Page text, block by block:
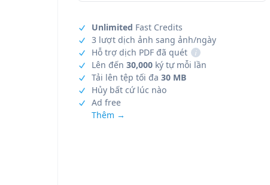
Unlimited Fast Credits
3 lượt dịch ảnh sang ảnh/ngày
Hỗ trợ dịch PDF đã quét
i
Lên đến 30,000 ký tự mỗi lần
Tải lên tệp tối đa 30 MB
Hủy bất cứ lúc nào
Ad free
Thêm →